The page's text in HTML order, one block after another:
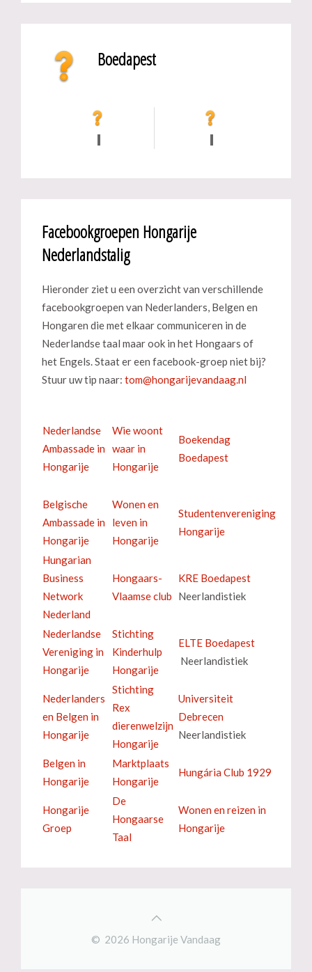
Boedapest
Facebookgroepen Hongarije
Nederlandstalig
Hieronder ziet u een overzicht van verschillende
facebookgroepen van Nederlanders, Belgen en
Hongaren die met elkaar communiceren in de
Nederlandse taal maar ook in het Hongaars of
het Engels. Staat er een facebook-groep niet bij?
Stuur uw tip naar:
Nederlandse
Ambassade in
Hongarije
Wie woont
waar in
Hongarije
Boekendag
Boedapest
Belgische
Ambassade in
Hongarije
Wonen en
leven in
Hongarije
Studentenvereniging
Hongarije
Hungarian
Business
Network
Nederland
Hongaars-
Vlaamse club
KRE Boedapest
Neerlandistiek
Nederlandse
Vereniging in
Hongarije
Stichting
Kinderhulp
Hongarije
ELTE Boedapest
Neerlandistiek
Nederlanders
en Belgen in
Hongarije
Stichting
Rex
dierenwelzijn
Hongarije
Universiteit
Debrecen
Neerlandistiek
Belgen in
Hongarije
Marktplaats
Hongarije
Hungária Club 1929
Hongarije
Groep
De
Hongaarse
Taal
Wonen en reizen in
Hongarije
© 2026 Hongarije Vandaag